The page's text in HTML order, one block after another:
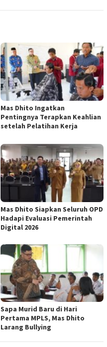
Mas Dhito Ingatkan
Pentingnya Terapkan Keahlian
setelah Pelatihan Kerja
Mas Dhito Siapkan Seluruh OPD
Hadapi Evaluasi Pemerintah
Digital 2026
Sapa Murid Baru di Hari
Pertama MPLS, Mas Dhito
Larang Bullying